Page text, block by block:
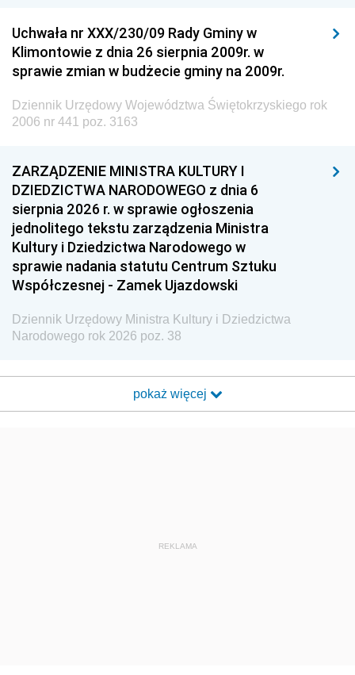
Uchwała nr XXX/230/09 Rady Gminy w
Klimontowie z dnia 26 sierpnia 2009r. w
sprawie zmian w budżecie gminy na 2009r.
Dziennik Urzędowy Województwa Świętokrzyskiego rok
2006 nr 441 poz. 3163
ZARZĄDZENIE MINISTRA KULTURY I
DZIEDZICTWA NARODOWEGO z dnia 6
sierpnia 2026 r. w sprawie ogłoszenia
jednolitego tekstu zarządzenia Ministra
Kultury i Dziedzictwa Narodowego w
sprawie nadania statutu Centrum Sztuku
Współczesnej - Zamek Ujazdowski
Dziennik Urzędowy Ministra Kultury i Dziedzictwa
Narodowego rok 2026 poz. 38
pokaż więcej
REKLAMA